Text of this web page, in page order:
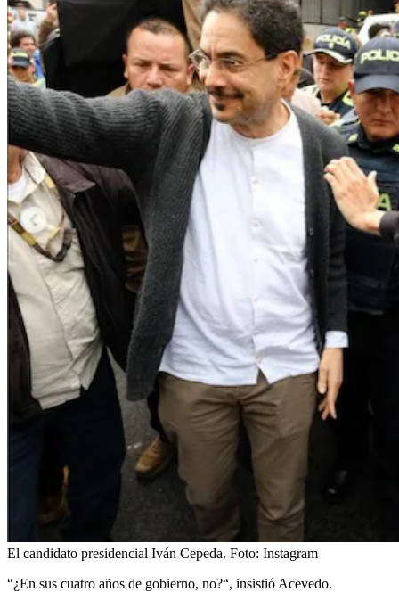
El candidato presidencial Iván Cepeda. Foto: Instagram
“¿En sus cuatro años de gobierno, no?“, insistió Acevedo.